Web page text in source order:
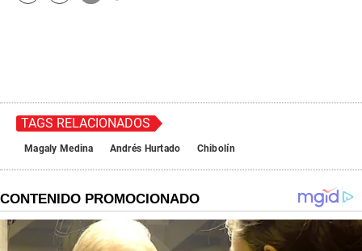
TAGS RELACIONADOS
Magaly Medina Andrés Hurtado Chibolín